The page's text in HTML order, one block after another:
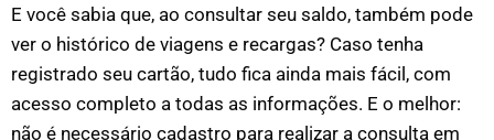
E você sabia que, ao consultar seu saldo, também pode
ver o histórico de viagens e recargas? Caso tenha
registrado seu cartão, tudo fica ainda mais fácil, com
acesso completo a todas as informações. E o melhor:
não é necessário cadastro para realizar a consulta em